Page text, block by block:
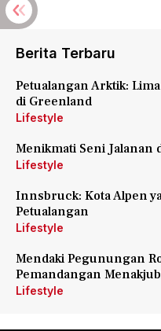
Berita Terbaru
Petualangan Arktik:
di Greenland
Lifestyle
Menikmati Seni Jalanan
Lifestyle
Innsbruck: Kota Alpen
Petualangan
Lifestyle
Mendaki Pegunungan
Pemandangan
Lifestyle